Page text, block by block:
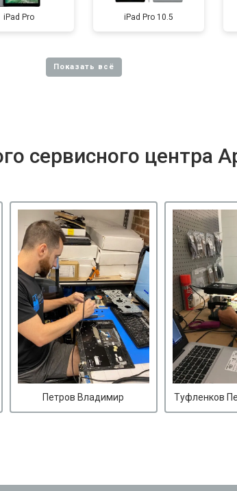
iPad Pro iPad Pro 10.5
сервисного центра
Петров Владимир Туфленков